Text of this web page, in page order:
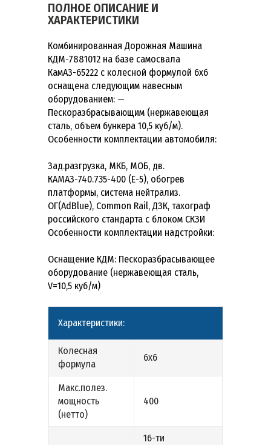
ПОЛНОЕ ОПИСАНИЕ И
ХАРАКТЕРИСТИКИ
Комбинированная Дорожная Машина
КДМ-7881012 на базе самосвала
КамАЗ-65222 с колесной формулой 6х6
оснащена следующим навесным
оборудованием: —
Пескоразбрасывающим (нержавеющая
сталь, объем бункера 10,5 куб/м).
Особенности комплектации автомобиля:
Зад.разгрузка, МКБ, МОБ, дв.
КАМАЗ-740.735-400 (E-5), обогрев
платформы, система нейтрализ.
ОГ(AdBlue), Common Rail, ДЗК, тахограф
российского стандарта с блоком СКЗИ
Особенности комплектации надстройки:
Оснащение КДМ: Пескоразбрасывающее
оборудование (нержавеющая сталь,
V=10,5 куб/м)
Характеристики:
Колесная
формула
6х6
Макс.полез.
мощность
(нетто)
400
16-ти